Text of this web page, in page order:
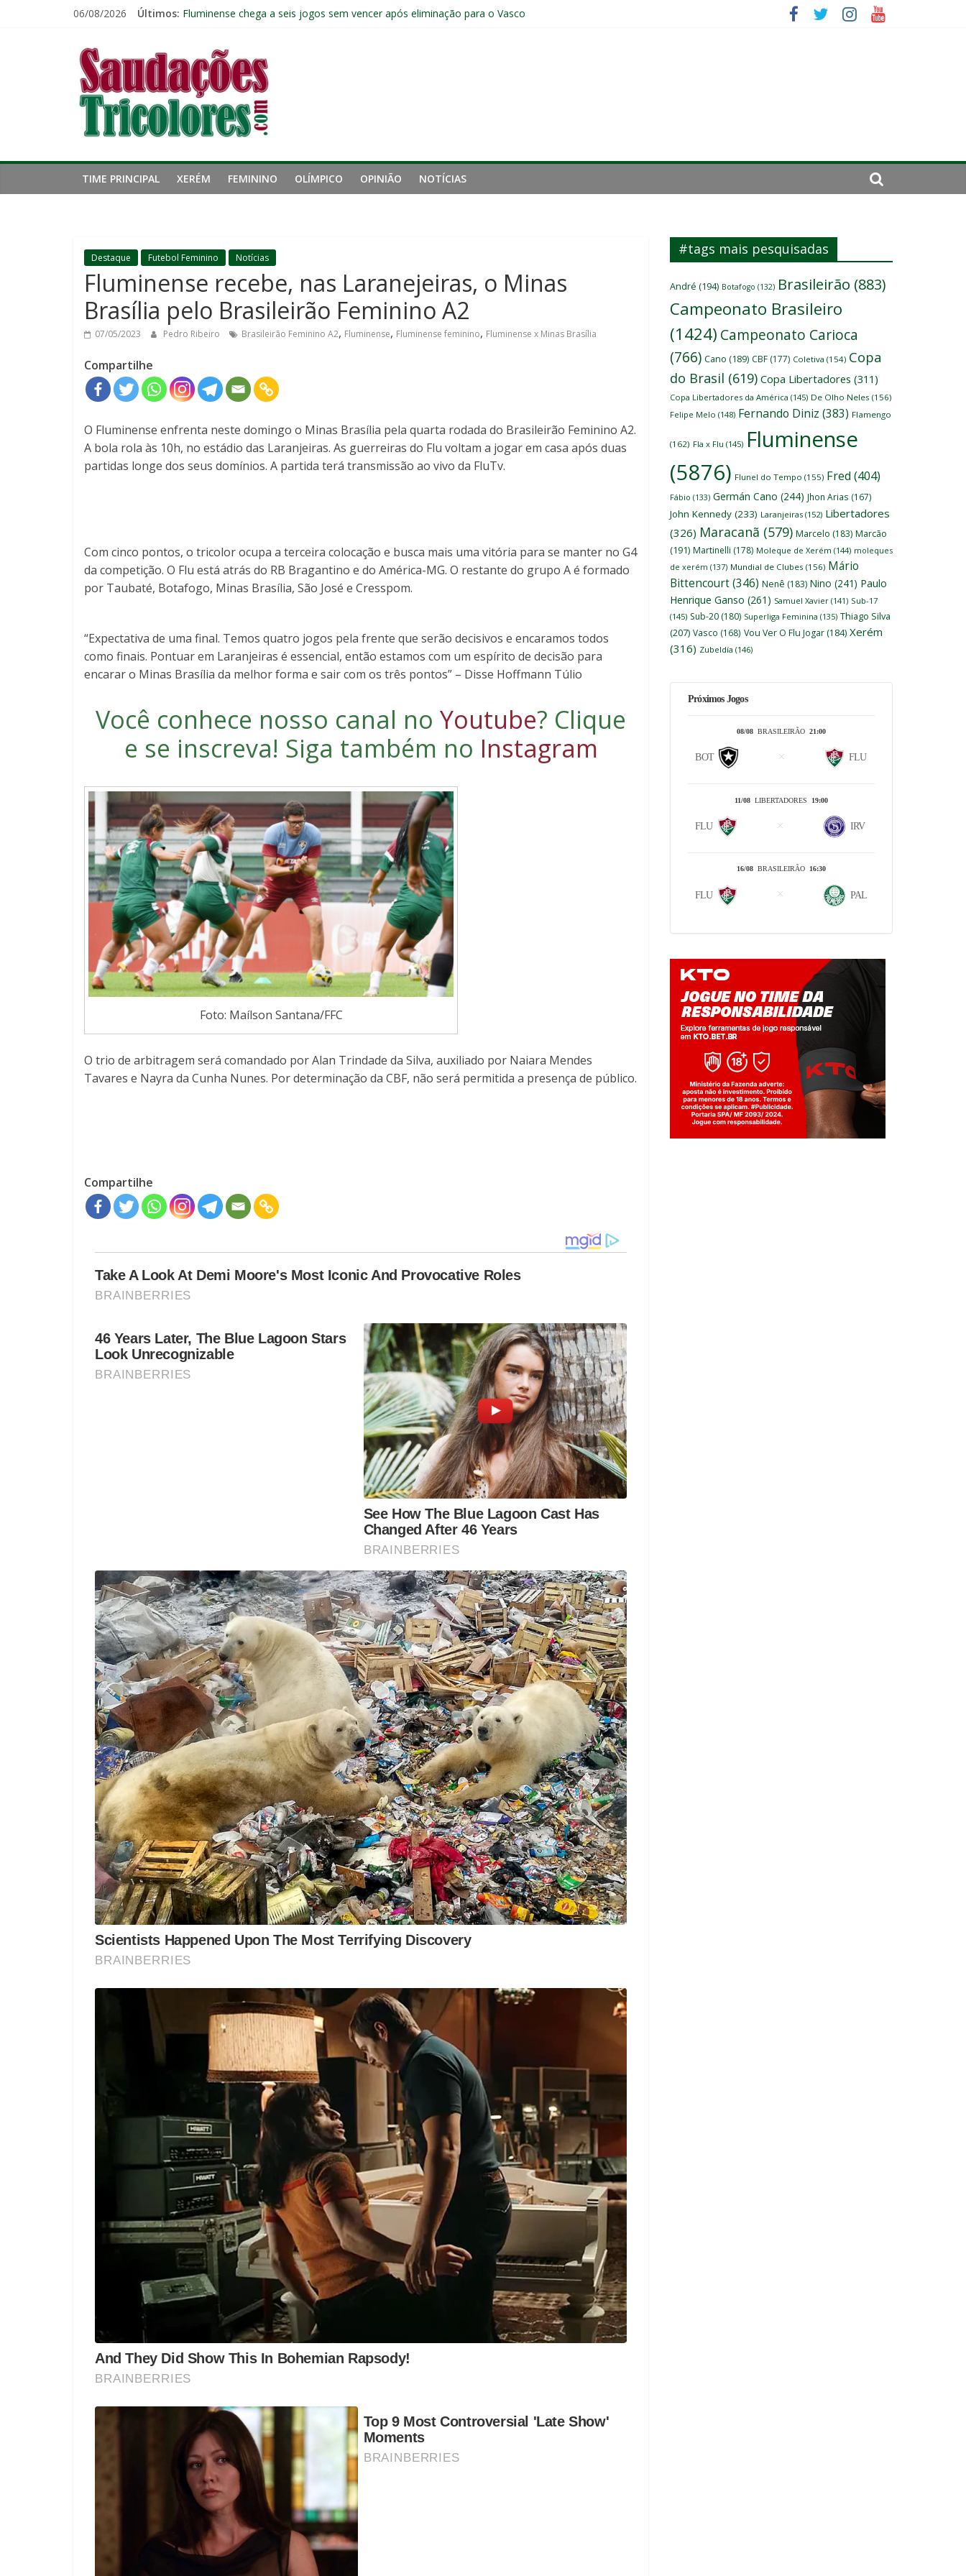
06/08/2026 Últimos: Reféns da própria inércia: A manutenção de Zubeldía e o risco de jogar o ano do Flu no lixo
Freguesia: Vasco é o time que mais derrotou o Fluminense de Zubeldía
Eliminação para o Vasco amplia jejum do Fluminense para seis jogos, a pior sequência desde a crise de 2024
Saudações
Tricolores
TIME PRINCIPAL XERÉM FEMININO OLÍMPICO OPINIÃO NOTÍCIAS
Destaque Futebol Feminino Notícias
Fluminense recebe, nas Laranejeiras, o Minas
Brasília pelo Brasileirão Feminino A2
07/05/2023 Pedro Ribeiro Brasileirão Feminino A2, Fluminense, Fluminense feminino, Fluminense x Minas Brasília
Compartilhe
O Fluminense enfrenta neste domingo o Minas Brasília pela quarta rodada do Brasileirão Feminino A2.
A bola rola às 10h, no estádio das Laranjeiras. As guerreiras do Flu voltam a jogar em casa após duas
partidas longe dos seus domínios. A partida terá transmissão ao vivo da FluTv.
Com cinco pontos, o tricolor ocupa a terceira colocação e busca mais uma vitória para se manter no G4
da competição. O Flu está atrás do RB Bragantino e do América-MG. O restante do grupo A é formado
por Taubaté, Botafogo, Minas Brasília, São José e Cresspom.
“Expectativa de uma final. Temos quatro jogos pela frente que serão decisivos e encaramos todos
como finais. Pontuar em Laranjeiras é essencial, então estamos com um espírito de decisão para
encarar o Minas Brasília da melhor forma e sair com os três pontos” – Disse Hoffmann Túlio
Você conhece nosso canal no Youtube? Clique
e se inscreva! Siga também no Instagram
Foto: Maílson Santana/FFC
O trio de arbitragem será comandado por Alan Trindade da Silva, auxiliado por Naiara Mendes
Tavares e Nayra da Cunha Nunes. Por determinação da CBF, não será permitida a presença de público.
Compartilhe
#tags mais pesquisadas
André (194) Botafogo (132) Brasileirão (883)
Campeonato Brasileiro
(1424) Campeonato Carioca
(766) Cano (189) CBF (177) Coletiva (154) Copa
do Brasil (619) Copa Libertadores (311)
Copa Libertadores da América (145) De Olho Neles (156)
Felipe Melo (148) Fernando Diniz (383) Flamengo
(162) Fla x Flu (145) Fluminense
(5876) Flunel do Tempo (155) Fred (404)
Fábio (133) Germán Cano (244) Jhon Arias (167)
John Kennedy (233) Laranjeiras (152) Libertadores
(326) Maracanã (579) Marcelo (183) Marcão
(191) Martinelli (178) Moleque de Xerém (144) moleques
de xerém (137) Mundial de Clubes (156) Mário
Bittencourt(346) Nenê (183) Nino (241) Paulo
Henrique Ganso (261) Samuel Xavier (141) Sub-17
(145) Sub-20 (180) Superliga Feminina (135) Thiago Silva
(207) Vasco (168) Vou Ver O Flu Jogar (184) Xerém
(316) Zubeldía (146)
Próximos Jogos
08/08 BRASILEIRÃO 21:00
BOT FLU
11/08 LIBERTADORES 19:00
FLU IRV
16/08 BRASILEIRÃO 16:30
FLU PAL
Jogue com responsabilidade. 18+